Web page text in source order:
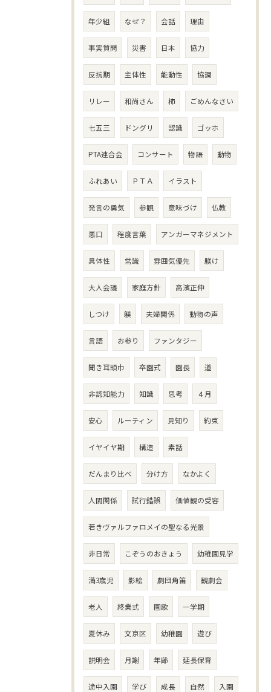
年少組 なぜ？ 会話 理由
事実質問 災害 日本 協力
反抗期 主体性 能動性 協調
リレー 和尚さん 柿 ごめんなさい
七五三 ドングリ 認識 ゴッホ
PTA連合会 コンサート 物語 動物
ふれあい ＰＴＡ イラスト
発言の勇気 参観 意味づけ 仏教
悪口 程度言葉 アンガーマネジメント
具体性 常識 雰囲気優先 躾け
大人会議 家庭方針 高濱正伸
しつけ 躾 夫婦関係 動物の声
言語 お参り ファンタジー
聞き耳頭巾 卒園式 園長 道
非認知能力 知識 思考 ４月
安心 ルーティン 見知り 約束
イヤイヤ期 構造 素話
だんまり比べ 分け方 なかよく
人間関係 試行錯誤 価値観の受容
若きヴァルファロメイの聖なる光景
非日常 こぞうのおきょう 幼稚園見学
満3歳児 影絵 劇団角笛 観劇会
老人 終業式 園歌 一学期
夏休み 文京区 幼稚園 遊び
説明会 月謝 年齢 延長保育
途中入園 学び 成長 自然 入園